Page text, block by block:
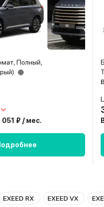
Полный,
051 ₽ / мес.
EXEED RX EXEED VX